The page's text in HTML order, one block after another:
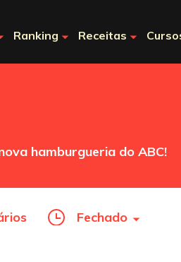
Ranking Receitas
hamburgueria do ABC!
Fechado